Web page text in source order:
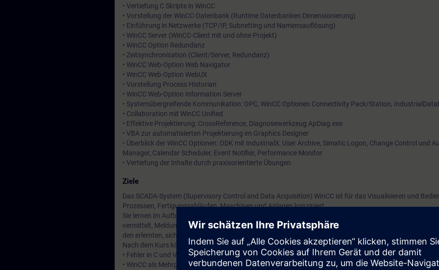
• Vertiefung C Skripte in WinCC
• Vorstellung der WinCC-Datenbank (Runtime Datenbanken Dimensionierung)
• Einführung in Netzwerke (TCP/IP, Subnetting und Namensauflösung)
• WinCC Server (WinCC-Client mit und ohne Projekt)
• WinCC Option Redundanz
• Zeitsynchronisation (Client/Server, Redundanz)
• WinCC Web-Option Web Navigator
• WinCC Web-Option WebUX
• Vorstellung Process Historian
• WinCC Web-Option Information Server
• Systemübergreifende Kommunikation: OPC, WinCC Optionen Connectivity Pack/Station,
• Collaboration mit WinCC Unified
• Effektive Projektierung: CrossReference, Diagnosewerkzeug ApDiag.exe
• VBA zur automatisierten Projektierung im Graphics Designer
• Überblick der WinCC Optionen: ODK mit IndustrialX, User Archive, Simatic Logon, Change Control und
Manager, Calendar Scheduler, Event Notifier, Performance Monitor
• Vertiefung der Inhalte durch praxisorientierte Übungen
Ziele
Das SCADA-System (Supervisory Control and Data Acquisition) WinCC ist für das Visualisieren und
Prozessen, Fertigungsabläufen, Maschinen und Anlagen konzipiert.
Sie lernen im Aufbaukurs zu SIMATIC WinCC einfach und schnell für Ihre Anwendungen zu nutzen.
vermittelt, Meldungen und Werte zu archivieren und die entsprechenden Archive zu konzipieren und zu
den erlernten, sicheren Umgang mit dem System können Sie die Engineering Phase effektiv nutzen.
Nach dem Kurs können Sie:
• Fehler in C und VB Skripten besser beheben
• WinCC als Mehrplatzsystem verwenden (Client-/Server-Architekturen)